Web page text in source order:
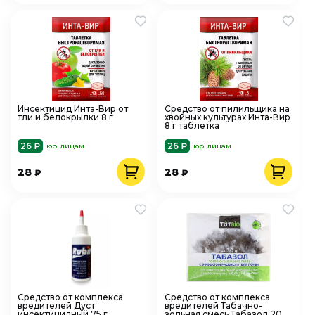
Инсектицид Инта-Вир от
тли и белокрылки 8 г
26 ₽ юр. лицам
28 ₽
Средство от пилильщика на
хвойных культурах Инта-Вир
8 г таблетка
26 ₽
юр. лицам
28₽
Средство от комплекса
вредителей Дуст
Средство от комплекса
вредителей Табачно-